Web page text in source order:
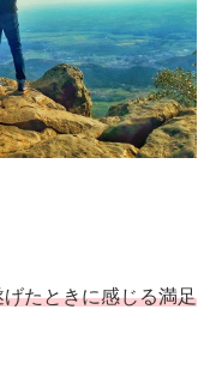
たときに感じる満足